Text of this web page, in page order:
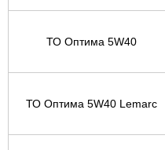
ТО Оптима 5W40
ТО Оптима 5W40 Lemarc